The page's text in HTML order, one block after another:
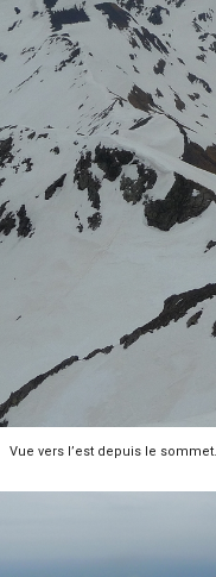
Vue vers l’est depuis le